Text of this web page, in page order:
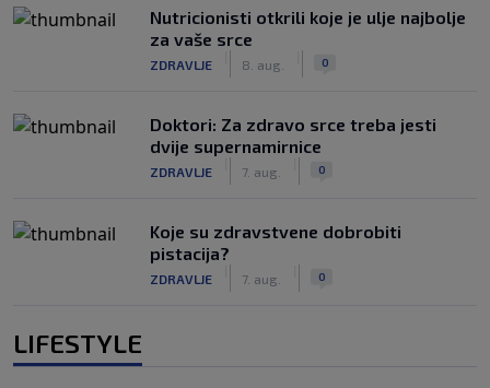
Nutricionisti otkrili koje je ulje najbolje
za vaše srce
ZDRAVLJE 8. aug. 0
Doktori: Za zdravo srce treba jesti
dvije supernamirnice
ZDRAVLJE 7. aug. 0
Koje su zdravstvene dobrobiti
pistacija?
ZDRAVLJE 7. aug. 0
LIFESTYLE